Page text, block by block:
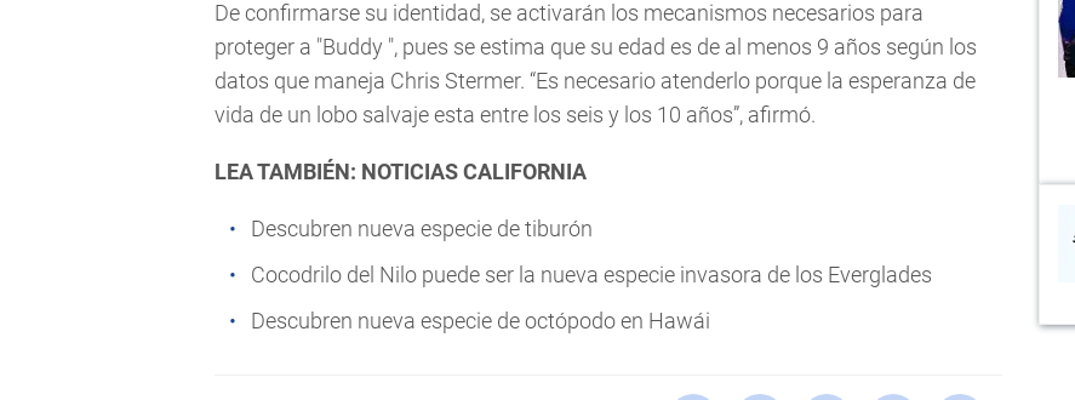
De confirmarse su identidad, se activarán los mecanismos necesarios para
proteger a "Buddy ", pues se estima que su edad es de al menos 9 años según los
datos que maneja Chris Stermer. “Es necesario atenderlo porque la esperanza de
vida de un lobo salvaje esta entre los seis y los 10 años”, afirmó.
LEA TAMBIÉN: NOTICIAS CALIFORNIA
Descubren nueva especie de tiburón
Cocodrilo del Nilo puede ser la nueva especie invasora de los Everglades
Descubren nueva especie de octópodo en Hawái